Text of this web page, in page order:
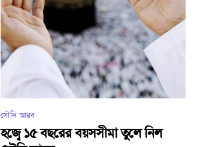
সৌদি আরব
হজ্বে ১৫ বছরের বয়সসীমা তুলে নিল